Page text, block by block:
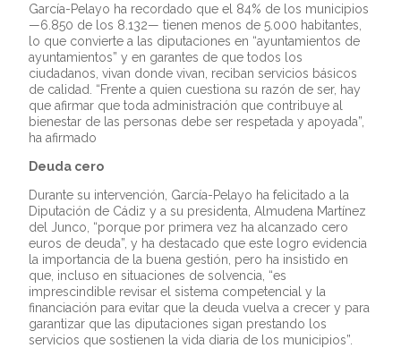
García-Pelayo ha recordado que el 84% de los municipios
—6.850 de los 8.132— tienen menos de 5.000 habitantes,
lo que convierte a las diputaciones en “ayuntamientos de
ayuntamientos” y en garantes de que todos los
ciudadanos, vivan donde vivan, reciban servicios básicos
de calidad. “Frente a quien cuestiona su razón de ser, hay
que afirmar que toda administración que contribuye al
bienestar de las personas debe ser respetada y apoyada”,
ha afirmado
Deuda cero
Durante su intervención, García-Pelayo ha felicitado a la
Diputación de Cádiz y a su presidenta, Almudena Martínez
del Junco, “porque por primera vez ha alcanzado cero
euros de deuda”, y ha destacado que este logro evidencia
la importancia de la buena gestión, pero ha insistido en
que, incluso en situaciones de solvencia, “es
imprescindible revisar el sistema competencial y la
financiación para evitar que la deuda vuelva a crecer y para
garantizar que las diputaciones sigan prestando los
servicios que sostienen la vida diaria de los municipios”.